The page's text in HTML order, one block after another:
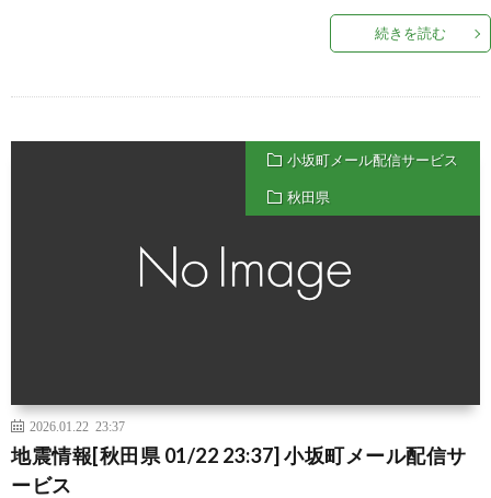
続きを読む
小坂町メール配信サービス
秋田県
2026.01.22 23:37
地震情報[秋田県 01/22 23:37] 小坂町メール配信サ
ービス